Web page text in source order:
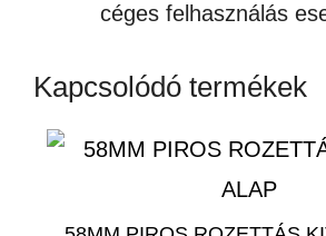
céges felhasználás
Kapcsolódó termékek